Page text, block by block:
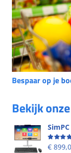
Bespaar op je
Bekijk
€